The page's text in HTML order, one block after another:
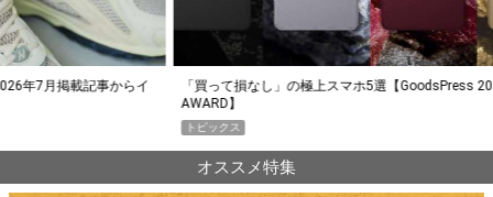
イ
「買って損なし」の極上スマホ5選【GoodsPress 2026上半期
薄着
オススメ特集